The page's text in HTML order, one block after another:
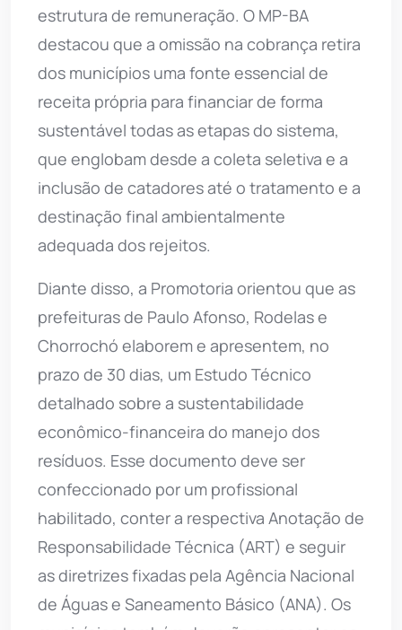
estrutura de remuneração. O MP-BA
destacou que a omissão na cobrança retira
dos municípios uma fonte essencial de
receita própria para financiar de forma
sustentável todas as etapas do sistema,
que englobam desde a coleta seletiva e a
inclusão de catadores até o tratamento e a
destinação final ambientalmente
adequada dos rejeitos.
Diante disso, a Promotoria orientou que as
prefeituras de Paulo Afonso, Rodelas e
Chorrochó elaborem e apresentem, no
prazo de 30 dias, um Estudo Técnico
detalhado sobre a sustentabilidade
econômico-financeira do manejo dos
resíduos. Esse documento deve ser
confeccionado por um profissional
habilitado, conter a respectiva Anotação de
Responsabilidade Técnica (ART) e seguir
as diretrizes fixadas pela Agência Nacional
de Águas e Saneamento Básico (ANA). Os